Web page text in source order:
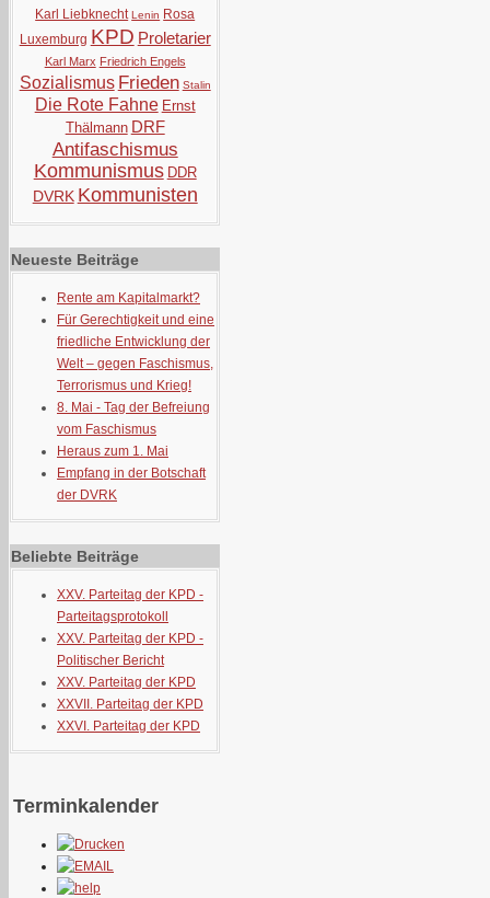
Karl Liebknecht Lenin Rosa
Luxemburg KPD Proletarier
Karl Marx Friedrich Engels
Sozialismus Frieden Stalin
Die Rote Fahne Ernst
Thälmann DRF
Antifaschismus
Kommunismus DDR
DVRK Kommunisten
Neueste Beiträge
Rente am Kapitalmarkt?
Für Gerechtigkeit und eine
friedliche Entwicklung der
Welt – gegen Faschismus,
Terrorismus und Krieg!
8. Mai - Tag der Befreiung
vom Faschismus
Heraus zum 1. Mai
Empfang in der Botschaft
der DVRK
Beliebte Beiträge
XXV. Parteitag der KPD -
Parteitagsprotokoll
XXV. Parteitag der KPD -
Politischer Bericht
XXV. Parteitag der KPD
XXVII. Parteitag der KPD
XXVI. Parteitag der KPD
Terminkalender